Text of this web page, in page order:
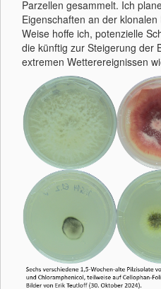
Parzellen gesammelt. Ich
Eigenschaften an der
Weise hoffe ich, potenzielle
die künftig zur Steigerung der
extremen Wetterereignissen